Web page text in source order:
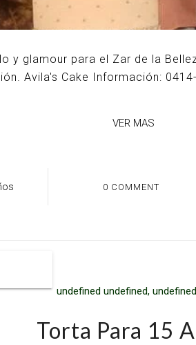
y glamour para el Zar de la
Avila's Cake Información:
VER MAS
0 COMMENT
undefined undefined, undefined
Torta Para 15